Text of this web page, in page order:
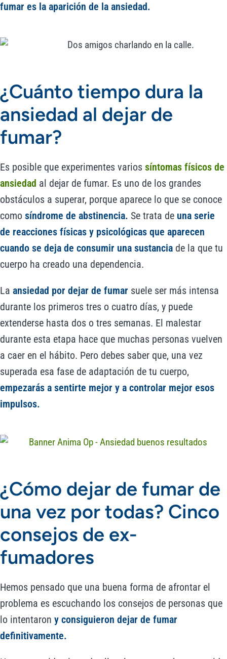
fumar es la aparición de la ansiedad.
¿Cuánto tiempo dura la
ansiedad al dejar de
fumar?
Es posible que experimentes varios síntomas físicos de
ansiedad al dejar de fumar. Es uno de los grandes
obstáculos a superar, porque aparece lo que se conoce
como síndrome de abstinencia. Se trata de una serie
de reacciones físicas y psicológicas que aparecen
cuando se deja de consumir una sustancia de la que tu
cuerpo ha creado una dependencia.
La ansiedad por dejar de fumar suele ser más intensa
durante los primeros tres o cuatro días, y puede
extenderse hasta dos o tres semanas. El malestar
durante esta etapa hace que muchas personas vuelven
a caer en el hábito. Pero debes saber que, una vez
superada esa fase de adaptación de tu cuerpo,
empezarás a sentirte mejor y a controlar mejor esos
impulsos.
¿Cómo dejar de fumar de
una vez por todas? Cinco
consejos de ex-
fumadores
Hemos pensado que una buena forma de afrontar el
problema es escuchando los consejos de personas que
lo intentaron y consiguieron dejar de fumar
definitivamente.